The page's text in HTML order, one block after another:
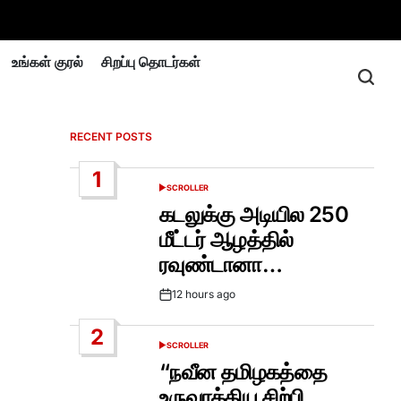
உங்கள் குரல் சிறப்பு தொடர்கள்
RECENT POSTS
1
POSTED
SCROLLER
கடலுக்கு அடியில 250
மீட்டர் ஆழத்தில்
ரவுண்டானா…
Post12 hours ago
2
POSTED
SCROLLER
“நவீன தமிழகத்தை